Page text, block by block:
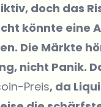
doch das
könnte eine
Die Märkte
nicht Panik.
Preis, da